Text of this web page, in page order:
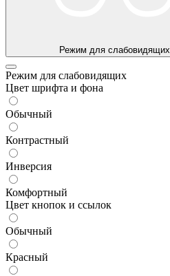
Режим для слабовидящих
Режим для слабовидящих
Цвет шрифта и фона
Обычный
Контрастный
Инверсия
Комфортный
Цвет кнопок и ссылок
Обычный
Красный